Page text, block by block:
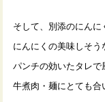
そして、別添のにんに
にんにくの美味しそう
パンチの効いたタレで
牛煮肉・麺にとても合